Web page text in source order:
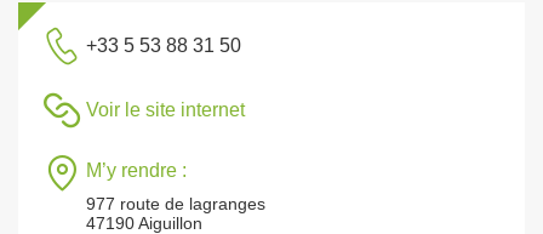
+33 5 53 88 31 50
Voir le site internet
M’y rendre :
977 route de lagranges
47190 Aiguillon